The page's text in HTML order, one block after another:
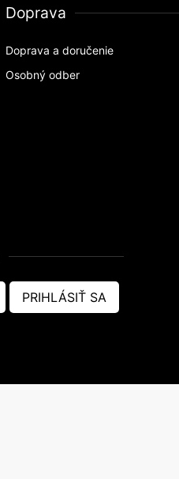
Doprava
Doprava a doručenie
Osobný odber
PRIHLÁSIŤ SA